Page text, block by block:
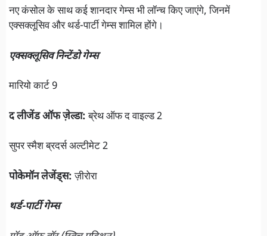
नए कंसोल के साथ कई शानदार गेम्स भी लॉन्च किए जाएंगे, जिनमें
एक्सक्लूसिव और थर्ड-पार्टी गेम्स शामिल होंगे।
एक्सक्लूसिव निन्टेंडो गेम्स
मारियो कार्ट 9
द लीजेंड ऑफ ज़ेल्डा:ब्रेथ ऑफ द वाइल्ड 2
सुपर स्मैश ब्रदर्स अल्टीमेट 2
पोकेमॉन लेजेंड्स:ज़ीरोरा
थर्ड-पार्टी गेम्स